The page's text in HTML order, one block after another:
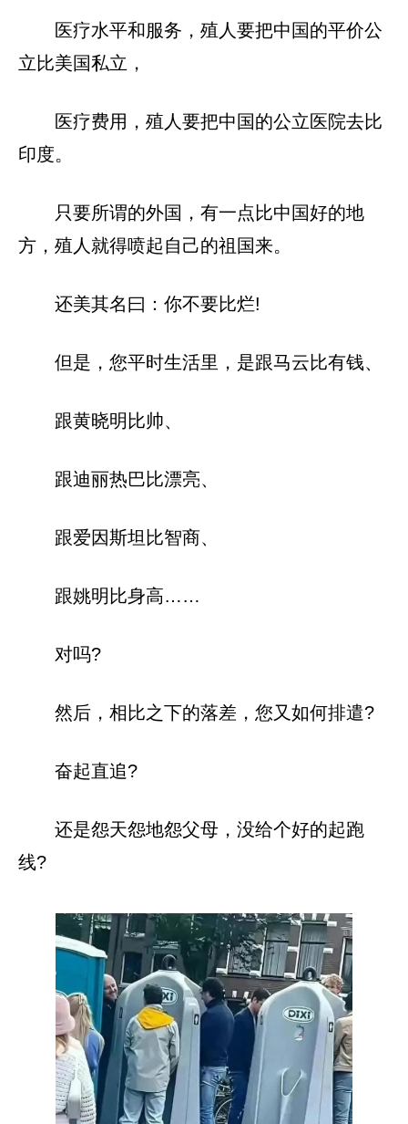
医疗水平和服务，殖人要把中国的平价公
立比美国私立，
医疗费用，殖人要把中国的公立医院去比
印度。
只要所谓的外国，有一点比中国好的地
方，殖人就得喷起自己的祖国来。
还美其名曰：你不要比烂!
但是，您平时生活里，是跟马云比有钱、
跟黄晓明比帅、
跟迪丽热巴比漂亮、
跟爱因斯坦比智商、
跟姚明比身高……
对吗?
然后，相比之下的落差，您又如何排遣?
奋起直追?
还是怨天怨地怨父母，没给个好的起跑
线?